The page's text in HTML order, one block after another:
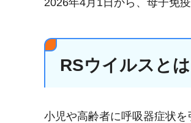
2026年4月1日から、母子免
RSウイルスとは
小児や高齢者に呼吸器症状